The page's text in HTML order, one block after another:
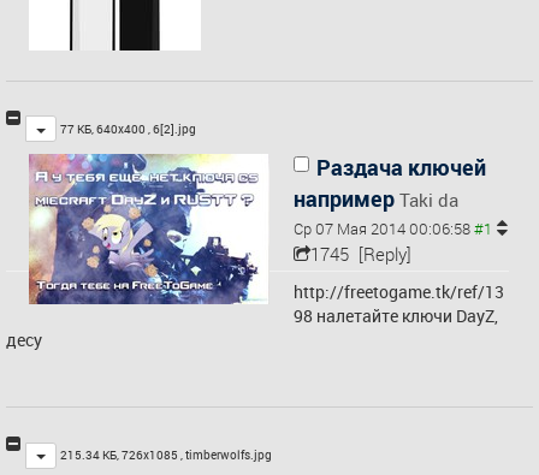
Toggle
77 КБ, 640x400 , 6[2].jpg
Раздача ключей
например Taki da
Ср 07 Мая 2014 00:06:58
1745 [Reply]
http://freetogame.tk/ref/13
98 налетайте ключи DayZ,
десу
Toggle
215.34 КБ, 726x1085 ,timberwolfs.jpg